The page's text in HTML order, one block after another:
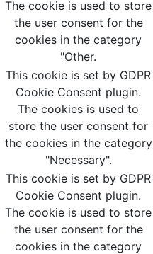
The cookie is used to store
the user consent for the
cookies in the category
"Other.
This cookie is set by GDPR
Cookie Consent plugin.
The cookies is used to
store the user consent for
the cookies in the category
"Necessary".
This cookie is set by GDPR
Cookie Consent plugin.
The cookie is used to store
the user consent for the
cookies in the category